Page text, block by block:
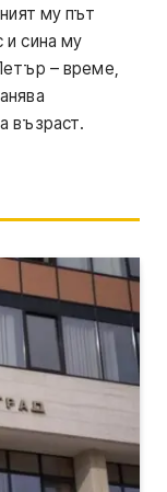
му път
и сина му
– време,
възраст.